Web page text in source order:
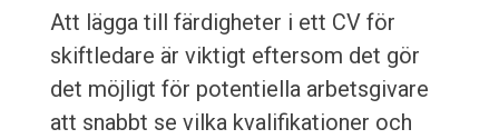
Att lägga till färdigheter i ett CV för
skiftledare är viktigt eftersom det gör
det möjligt för potentiella arbetsgivare
att snabbt se vilka kvalifikationer och